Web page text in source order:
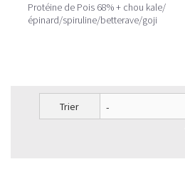
Protéine de Pois 68% + chou kale/
épinard/spiruline/betterave/goji
Trier